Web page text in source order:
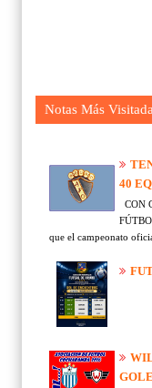
Notas Más
40
CON
que el campeonato